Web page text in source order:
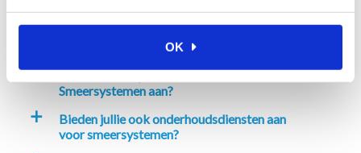
OK
smeersystemen in mijn industrie?
Welke smeersystemen biedt Ambi
Smeersystemen aan?
a
Bieden jullie ook onderhoudsdiensten aan
voor smeersystemen?